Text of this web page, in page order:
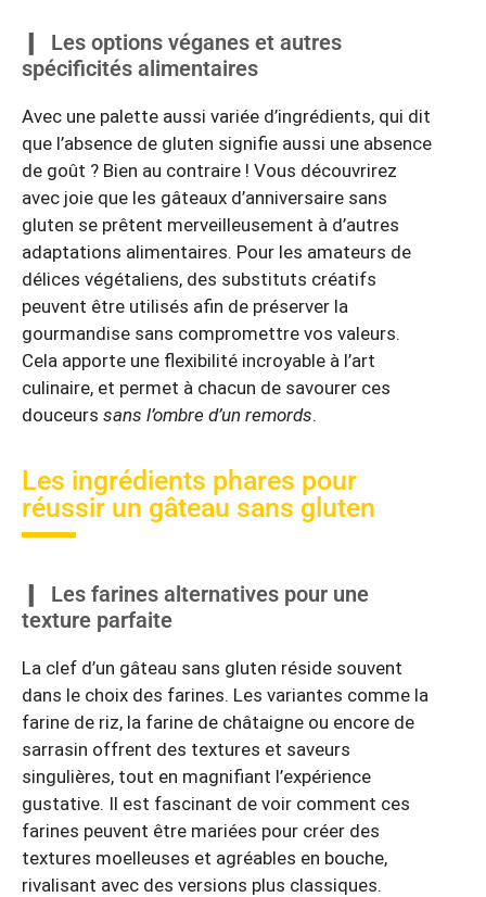
Les options véganes et autres
spécificités alimentaires
Avec une palette aussi variée d’ingrédients, qui dit
que l’absence de gluten signifie aussi une absence
de goût ? Bien au contraire ! Vous découvrirez
avec joie que les gâteaux d’anniversaire sans
gluten se prêtent merveilleusement à d’autres
adaptations alimentaires. Pour les amateurs de
délices végétaliens, des substituts créatifs
peuvent être utilisés afin de préserver la
gourmandise sans compromettre vos valeurs.
Cela apporte une flexibilité incroyable à l’art
culinaire, et permet à chacun de savourer ces
douceurs sans l’ombre d’un remords.
Les ingrédients phares pour
réussir un gâteau sans gluten
Les farines alternatives pour une
texture parfaite
La clef d’un gâteau sans gluten réside souvent
dans le choix des farines. Les variantes comme la
farine de riz, la farine de châtaigne ou encore de
sarrasin offrent des textures et saveurs
singulières, tout en magnifiant l’expérience
gustative. Il est fascinant de voir comment ces
farines peuvent être mariées pour créer des
textures moelleuses et agréables en bouche,
rivalisant avec des versions plus classiques.